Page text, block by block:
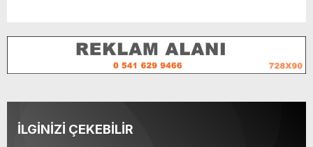
İLGİNİZİ ÇEKEBİLİR